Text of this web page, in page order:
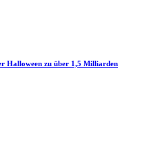
Halloween zu über 1,5 Milliarden